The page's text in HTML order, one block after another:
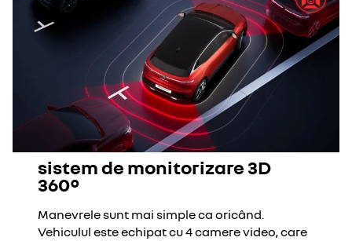
sistem de monitorizare 3D
360°
Manevrele sunt mai simple ca oricând.
Vehiculul este echipat cu 4 camere video, care